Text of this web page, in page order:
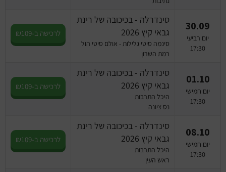
30.09
יום רביעי
17:30
סינדרלה - בכיכובה של רינת
גבאי קיץ 2026
סינמה סיטי גלילות - אולם סיטי הול
רמת השרון
לרכישה ב-₪109
01.10
יום חמישי
17:30
סינדרלה - בכיכובה של רינת
גבאי קיץ 2026
היכל התרבות
נס ציונה
לרכישה ב-₪109
08.10
יום חמישי
17:30
סינדרלה - בכיכובה של רינת
גבאי קיץ 2026
היכל התרבות
ראש העין
לרכישה ב-₪109